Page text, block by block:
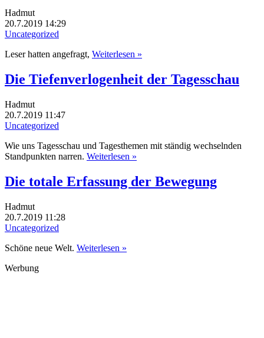
Hadmut
20.7.2019 14:29
Uncategorized
Leser hatten angefragt, Weiterlesen »
Die Tiefenverlogenheit der Tagesschau
Hadmut
20.7.2019 11:47
Uncategorized
Wie uns Tagesschau und Tagesthemen mit ständig wechselnden
Standpunkten narren. Weiterlesen »
Die totale Erfassung der Bewegung
Hadmut
20.7.2019 11:28
Uncategorized
Schöne neue Welt. Weiterlesen »
Werbung